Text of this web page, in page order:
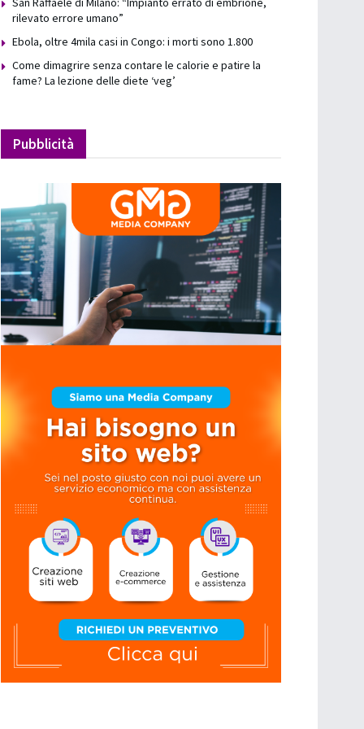
rilevato errore umano”
Ebola, oltre 4mila casi in Congo: i morti sono 1.800
Come dimagrire senza contare le calorie e patire la
fame? La lezione delle diete ‘veg’
Pubblicità